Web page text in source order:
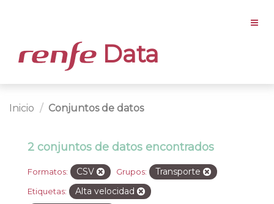
Data
Inicio Conjuntos de datos
2 conjuntos de datos encontrados
Formatos: CSV Grupos: Transporte
Etiquetas:
Alta velocidad